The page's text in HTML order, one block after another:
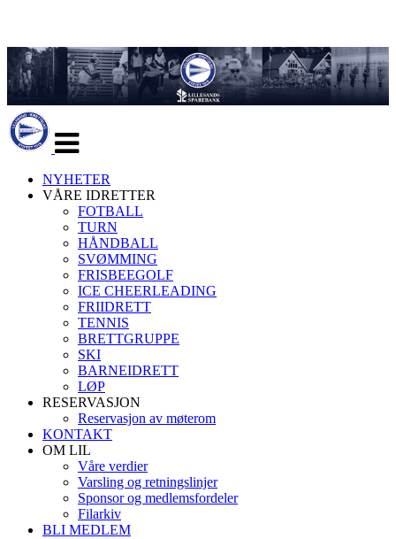
navigasjon
NYHETER
VÅRE IDRETTER
FOTBALL
TURN
HÅNDBALL
SVØMMING
FRISBEEGOLF
ICE CHEERLEADING
FRIIDRETT
TENNIS
BRETTGRUPPE
SKI
BARNEIDRETT
LØP
RESERVASJON
Reservasjon av møterom
KONTAKT
OM LIL
Våre verdier
Varsling og retningslinjer
Sponsor og medlemsfordeler
Filarkiv
BLI MEDLEM